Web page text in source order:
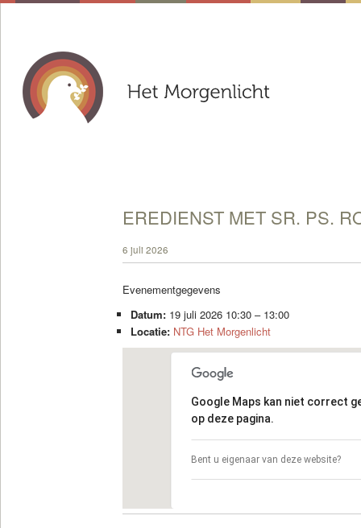
EREDIENST MET SR. PS.
6 juli 2026
Evenementgegevens
Datum: 19 juli 2026 10:30– 13:00
Locatie: NTG Het Morgenlicht
Google Maps kan niet correct
op deze pagina.
Bent u eigenaar van deze website?